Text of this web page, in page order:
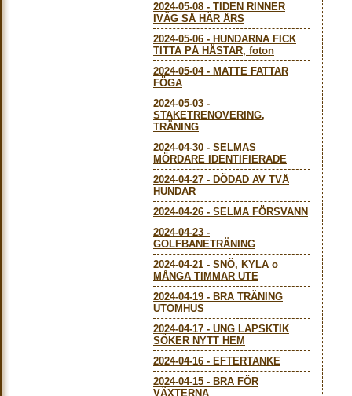
2024-05-08 - TIDEN RINNER
IVÄG SÅ HÄR ÅRS
2024-05-06 - HUNDARNA FICK
TITTA PÅ HÄSTAR, foton
2024-05-04- MATTE FATTAR
FÖGA
2024-05-03 -
STAKETRENOVERING,
TRÄNING
2024-04-30 - SELMAS
MÖRDARE IDENTIFIERADE
2024-04-27 - DÖDAD AV TVÅ
HUNDAR
2024-04-26 - SELMA FÖRSVANN
2024-04-23 -
GOLFBANETRÄNING
2024-04-21 - SNÖ, KYLA o
MÅNGA TIMMAR UTE
2024-04-19 - BRA TRÄNING
UTOMHUS
2024-04-17 - UNG LAPSKTIK
SÖKER NYTT HEM
2024-04-16 - EFTERTANKE
2024-04-15 - BRA FÖR
VÄXTERNA